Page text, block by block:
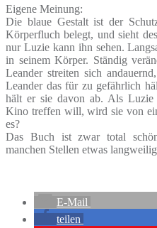
Eigene Meinung:
Die blaue Gestalt ist der
Körperfluch belegt, und sieht
nur Luzie kann ihn sehen.
in seinem Körper. Ständig
Leander streiten sich
Leander das für zu gefährlich
hält er sie davon ab. Als
Kino treffen will, wird sie von
es?
Das Buch ist zwar total
manchen Stellen etwas
E-Mail
teilen